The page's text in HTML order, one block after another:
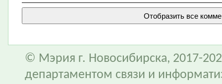
© Мэрия г. Новосибирска, 2017-
департаментом связи и